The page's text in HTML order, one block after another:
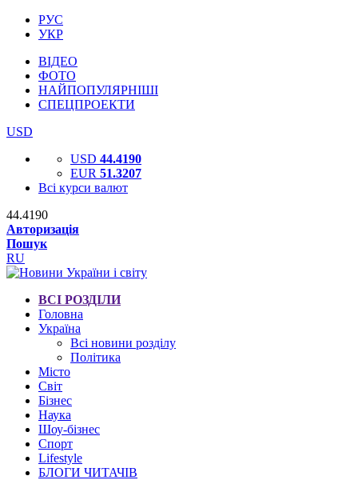
РУС
УКР
ВІДЕО
ФОТО
НАЙПОПУЛЯРНІШІ
СПЕЦПРОЕКТИ
USD
USD 44.4190
EUR 51.3207
Всі курси валют
44.4190
Авторизація
Пошук
RU
ВСІ РОЗДІЛИ
Головна
Україна
Всі новини розділу
Політика
Місто
Світ
Бізнес
Наука
Шоу-бізнес
Спорт
Lifestyle
БЛОГИ ЧИТАЧІВ